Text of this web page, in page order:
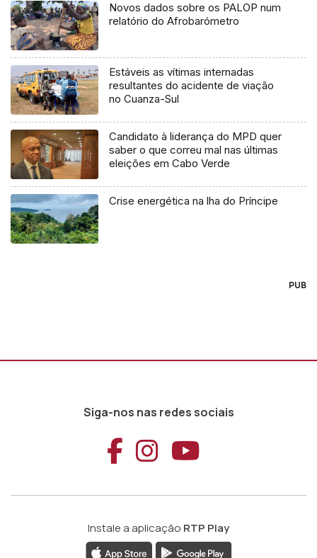
Novos dados sobre os PALOP num
relatório do Afrobarómetro
Estáveis as vítimas internadas
resultantes do acidente de viação
no Cuanza-Sul
Candidato à liderança do MPD quer
saber o que correu mal nas últimas
eleições em Cabo Verde
Crise energética na lha do Príncipe
PUB
Siga-nos nas redes sociais
Aceder ao
Aceder ao
Aceder
Instale a aplicação RTP Play